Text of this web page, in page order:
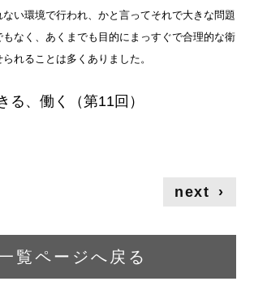
い環境で行われ、かと言ってそれで大きな問題
なく、あくまでも目的にまっすぐで合理的な衛
れることは多くありました。
る、働く（第11回）
next ›
覧ページへ戻る